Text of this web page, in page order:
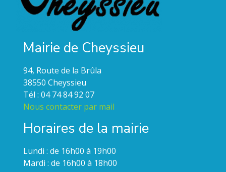
Mairie de Cheyssieu
94, Route de la Brûla
38550 Cheyssieu
Tél : 04 74 84 92 07
Nous contacter par mail
Horaires de la mairie
Lundi : de 16h00 à 19h00
Mardi : de 16h00 à 18h00